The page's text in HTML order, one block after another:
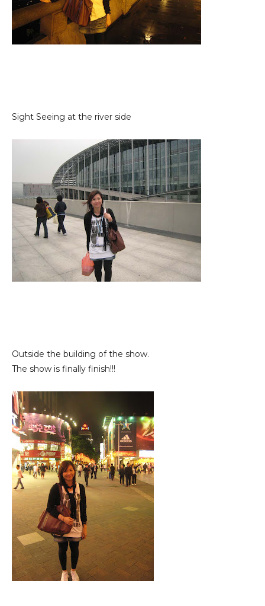
Sight Seeing at the river side
Outside the building of the show.
The show is finally finish!!!